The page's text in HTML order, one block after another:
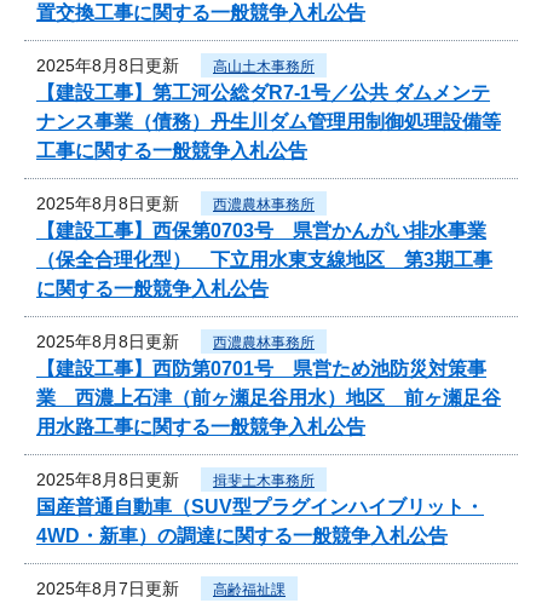
置交換工事に関する一般競争入札公告
2025年8月8日更新 高山土木事務所
【建設工事】第工河公総ダR7-1号／公共 ダムメンテ
ナンス事業（債務）丹生川ダム管理用制御処理設備等
工事に関する一般競争入札公告
2025年8月8日更新 西濃農林事務所
【建設工事】西保第0703号 県営かんがい排水事業
（保全合理化型） 下立用水東支線地区 第3期工事
に関する一般競争入札公告
2025年8月8日更新 西濃農林事務所
【建設工事】西防第0701号 県営ため池防災対策事
業 西濃上石津（前ヶ瀬足谷用水）地区 前ヶ瀬足谷
用水路工事に関する一般競争入札公告
2025年8月8日更新 揖斐土木事務所
国産普通自動車（SUV型プラグインハイブリット・
4WD・新車）の調達に関する一般競争入札公告
2025年8月7日更新 高齢福祉課